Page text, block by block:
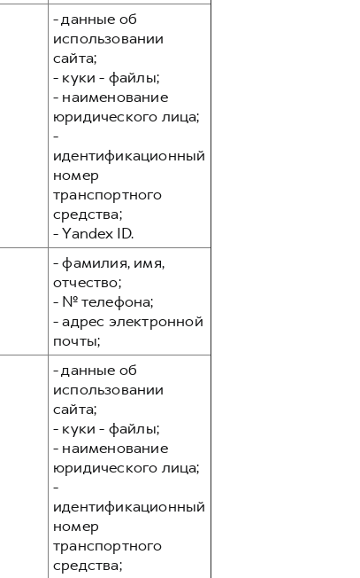
- данные об
использовании
сайта;
- куки - файлы;
- наименование
юридического лица;
-
идентификационный
номер
транспортного
средства;
- Yandex ID.
- фамилия, имя,
отчество;
- № телефона;
- адрес электронной
почты;
- данные об
использовании
сайта;
- куки - файлы;
- наименование
юридического лица;
-
идентификационный
номер
транспортного
средства;